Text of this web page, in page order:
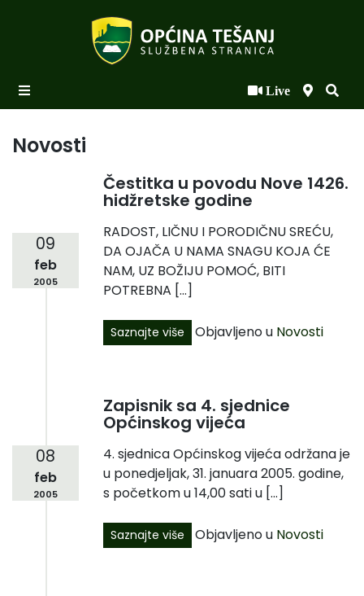
Live
Novosti po kategorijama
Podaci o Općini
Općinski načelnik
Općinsko vijeće
Novosti
09
feb
2005
Čestitka u povodu Nove 1426.
hidžretske godine
RADOST, LIČNU I PORODIČNU SREĆU,
DA OJAČA U NAMA SNAGU KOJA ĆE
NAM, UZ BOŽIJU POMOĆ, BITI
POTREBNA […]
Saznajte više Objavljeno u Novosti
08
feb
2005
Zapisnik sa 4. sjednice
Općinskog vijeća
4. sjednica Općinskog vijeća održana je
u ponedjeljak, 31. januara 2005. godine,
s početkom u 14,00 sati u […]
Saznajte više Objavljeno u Novosti